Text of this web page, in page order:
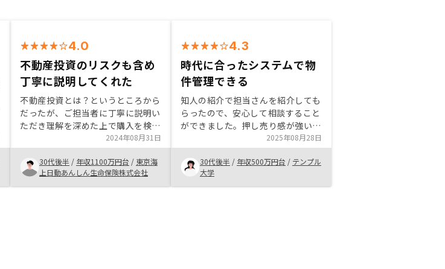
4.0
不動産投資のリスクも含め
丁寧に説明してくれた
不動産投資とは？というところから
だったが、ご担当者に丁寧に説明い
ただき理解を深めた上で購入を検討
することができた。 アナログな領
域が多い不動産業界において、デジ
タル化が進んでいる点がRENOSYを
選んだ要因となった。早めに費用の
シミュレーションうぃ出していただ
2024年08月31日
30代後半 / 年収1100万円台 / 東京海
上日動あんしん生命保険株式会社
4.3
時代に合ったシステムで物
件管理できる
知人の紹介で担当さんを紹介しても
らったので、安心して相談すること
ができました。押し売り感が強い営
業は苦手なのですが、自分のペース
で検討させてもらえたので好感が持
てました。 リノシーの物件はアプ
リで管理でき、ハイテクな機能も時
代に合っていると感じました。
2025年08月28日
30代後半 / 年収500万円台 / テンプル
大学